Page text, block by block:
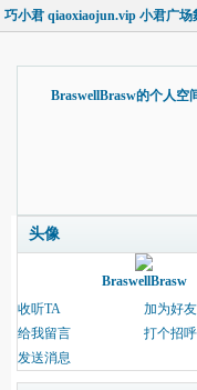
巧小君 qiaoxiaojun.vip 小君广场
BraswellBrasw的个人空
头像
BraswellBrasw
收听TA
加为好友
给我留言
打个招呼
发送消息